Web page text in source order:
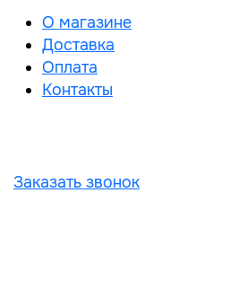
О магазине
Доставка
Оплата
Контакты
Заказать звонок